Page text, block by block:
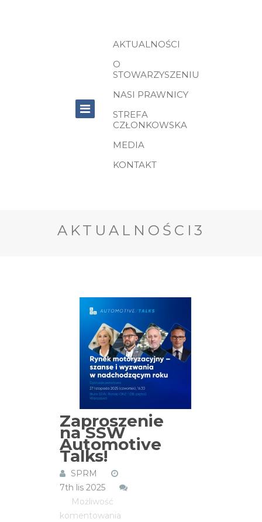
AKTUALNOŚCI
O
STOWARZYSZENIU
NASI PRAWNICY
STREFA
CZŁONKOWSKA
MEDIA
KONTAKT
AKTUALNOŚCI3
Zaproszenie
na SSW
Automotive
Talks!
SPRM
7th lis 2025
Możliwość
komentowania